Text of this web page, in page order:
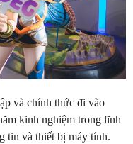
và chính thức đi vào
kinh nghiệm trong lĩnh
tin và thiết bị máy tính.